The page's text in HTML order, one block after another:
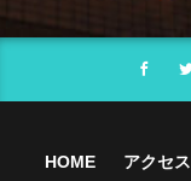
HOME アクセス